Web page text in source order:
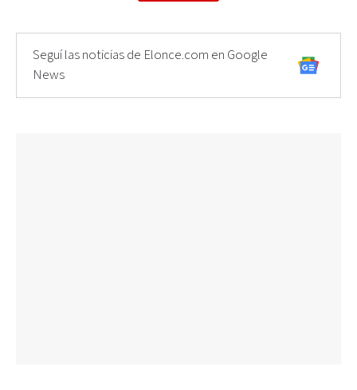
Seguí las noticias de Elonce.com en Google
News